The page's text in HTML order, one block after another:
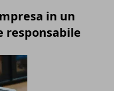
in un
responsabile